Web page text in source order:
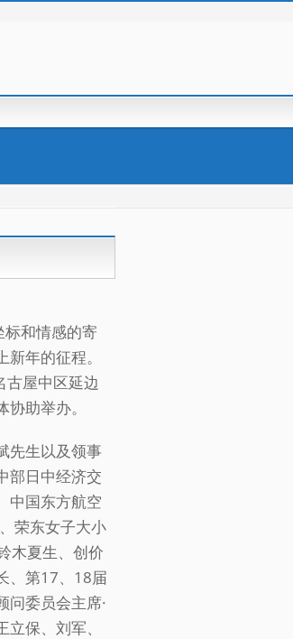
标和情感的寄
年的征程。
古屋中区延边
助举办。
先生以及领事
部日中经济交
中国东方航空
荣东女子大小
木夏生、创价
、第17、18届
问委员会主席·
保、刘军、